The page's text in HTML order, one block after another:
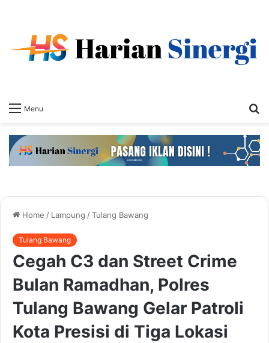
Menu
Home / Lampung /Tulang Bawang
Tulang Bawang
Cegah C3 dan Street Crime
Bulan Ramadhan, Polres
Tulang Bawang Gelar Patroli
Kota Presisi di Tiga Lokasi